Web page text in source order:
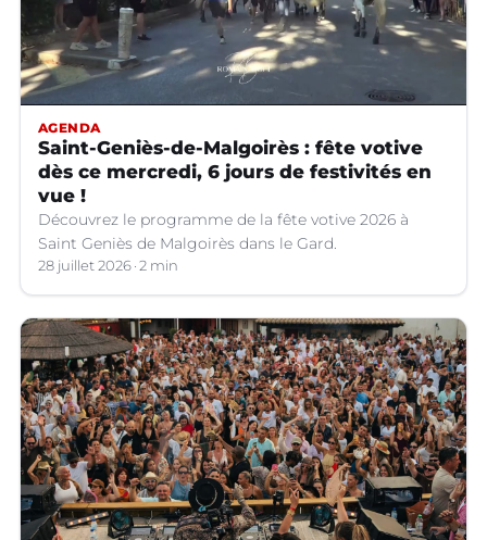
AGENDA
Saint-Geniès-de-Malgoirès : fête votive
dès ce mercredi, 6 jours de festivités en
vue !
Découvrez le programme de la fête votive 2026 à
Saint Geniès de Malgoirès dans le Gard.
28 juillet 2026 2 min